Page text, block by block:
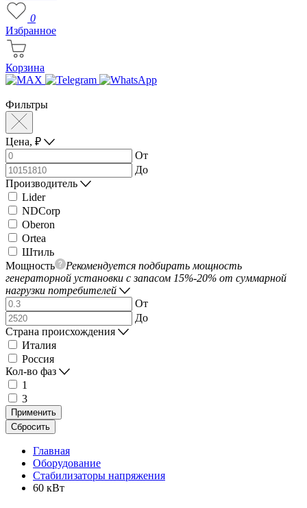
0
Избранное
Корзина
Фильтры
Цена, ₽
От
До
Производитель
Lider
NDCorp
Oberon
Ortea
Штиль
Мощность
Рекомендуется подбирать мощность
генераторной установки с запасом 15%-20% от суммарной
нагрузки потребителей
От
До
Страна происхождения
Италия
Россия
Кол-во фаз
1
3
Применить
Сбросить
Главная
Оборудование
Стабилизаторы напряжения
60 кВт